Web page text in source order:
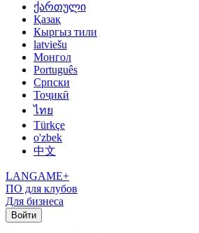
ქართული
Қазақ
Кыргыз тили
latviešu
Монгол
Português
Српски
Тоҷикӣ
ไทย
Türkçe
o'zbek
中文
LANGAME+
ПО для клубов
Для бизнеса
Войти